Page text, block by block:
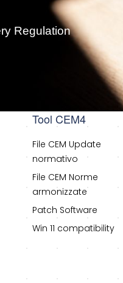
Regulation
Tool CEM4
File CEM Update
normativo
File CEM Norme
armonizzate
Patch Software
Win 11 compatibility